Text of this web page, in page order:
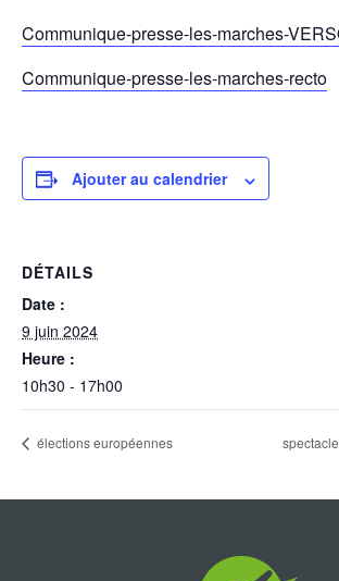
Communique-presse-les-marches-
Communique-presse-les-marches-recto
Ajouter au calendrier
DÉTAILS
Date :
9 juin 2024
Heure :
10h30 - 17h00
élections européennes